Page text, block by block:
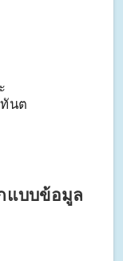
นต
แบบข้อมูล